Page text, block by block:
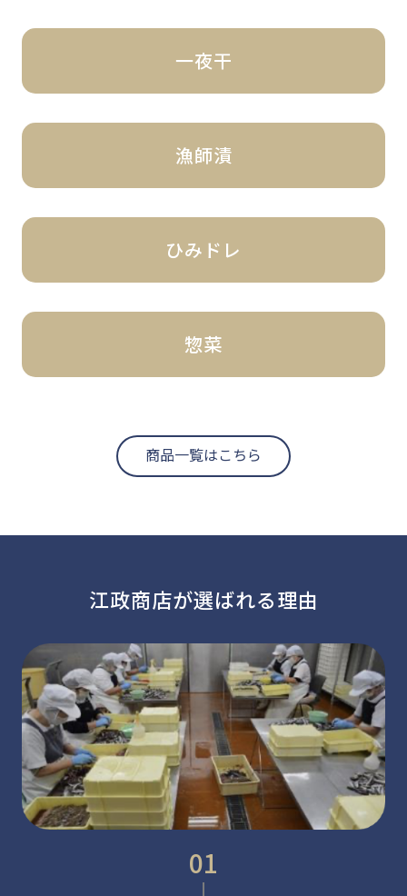
一夜干
漁師漬
ひみドレ
惣菜
商品一覧はこちら
江政商店が選ばれる理由